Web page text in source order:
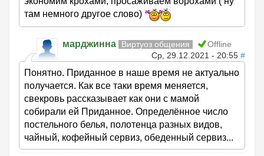
там немного другое слово)
марджинна Виртуоз общения
Offline
Ср, 29.12.2021 - 20:55 #
Понятно. Приданное в наше время не актуально
получается. Как все таки время меняется,
свекровь рассказывает как они с мамой
собирали ей Приданное. Определённое число
постельного белья, полотенца разных видов,
чайный, кофейный сервиз, обеденный сервиз...